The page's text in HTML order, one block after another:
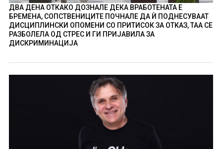
ДВА ДЕНА ОТКАКО ДОЗНАЛЕ ДЕКА ВРАБОТЕНАТА Е
БРЕМЕНА, СОПСТВЕНИЦИТЕ ПОЧНАЛЕ ДА Ѝ ПОДНЕСУВААТ
ДИСЦИПЛИНСКИ ОПОМЕНИ СО ПРИТИСОК ЗА ОТКАЗ, ТАА СЕ
РАЗБОЛЕЛА ОД СТРЕС И ГИ ПРИЈАВИЛА ЗА
ДИСКРИМИНАЦИЈА